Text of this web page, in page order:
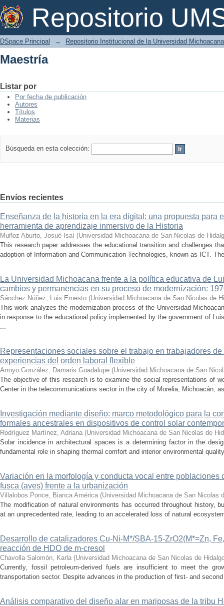
Repositorio
Maestría
DSpace Principal → Repositorio Institucional de la Universidad
Maestría
Listar por
Por fecha de publicación
Autores
Títulos
Materias
Búsqueda en esta colección:
Envíos recientes
Enseñanza de la historia en la era digital: una propuesta para
herramienta de aprendizaje inmersivo de la Historia
Muñoz Aburto, Josué Isaí (Universidad Michoacana de San Nicolas de
This research paper addresses the educational transition and challenges
adoption of Information and Communication Technologies, known as ICT.
La Universidad Michoacana frente a la política educativa de
cambios y permanencias en su proceso de modernización:
Sánchez Núñez, Luis Ernesto (Universidad Michoacana de San Nicolas de
This work analyzes the modernization process of the Universidad
in response to the educational policy implemented by the government of
...
Representaciones sociales sobre el trabajo en trabajadores
experiencias del orden laboral flexible
Arroyo González, Damaris Guadalupe (Universidad Michoacana de San
The objective of this research is to examine the social representations of
Center in the telecommunications sector in the city of Morelia, Michoacán,
Investigación mediante diseño: marco metodológico para la
formales ancestrales en dispositivos de control solar
Rodríguez Martínez, Adriana (Universidad Michoacana de San Nicolas de
Solar incidence in architectural spaces is a determining factor in the
fundamental role in shaping thermal comfort and interior environmental
Variación en la morfología y conducta vocal entre poblaciones
fusca (aves) frente a la urbanización
Villalobos Ponce, Bianca América (Universidad Michoacana de San Nicolas
The modification of natural environments has occurred throughout history,
at an unprecedented rate, leading to an accelerated loss of natural
Desarrollo de catalizadores Cu-Ni-M*/SBA-15-ZrO2(M*=Zn,
reacción de HDO de m-cresol
Chavolla Salomón, Karla (Universidad Michoacana de San Nicolas de
Currently, fossil petroleum-derived fuels are insufficient to meet the
transportation sector. Despite advances in the production of first- and
Análisis comparativo del diseño alar en mariposas de la tribu